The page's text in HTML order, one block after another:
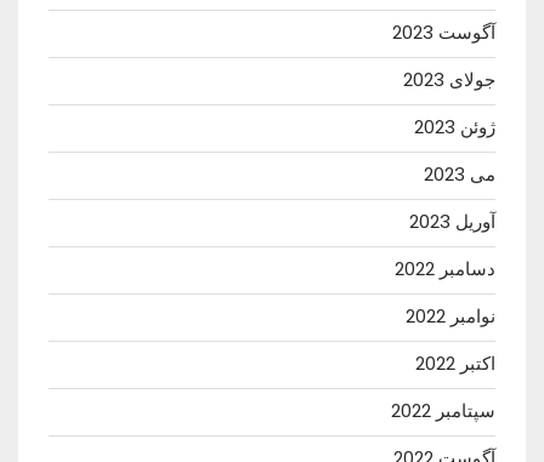
آگوست 2023
جولای 2023
ژوئن 2023
می 2023
آوریل 2023
دسامبر 2022
نوامبر 2022
اکتبر 2022
سپتامبر 2022